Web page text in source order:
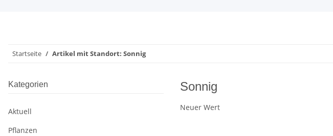
Startseite Artikel mit Standort: Sonnig
Sonnig
Neuer Wert
Kategorien
Aktuell
Pflanzen